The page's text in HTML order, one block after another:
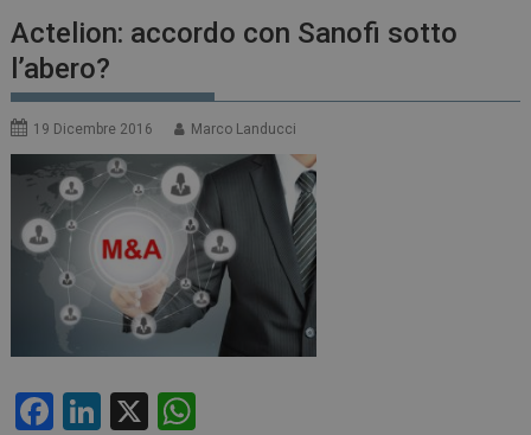
Actelion: accordo con Sanofi sotto
l’abero?
19 Dicembre 2016 Marco Landucci
F
Li X